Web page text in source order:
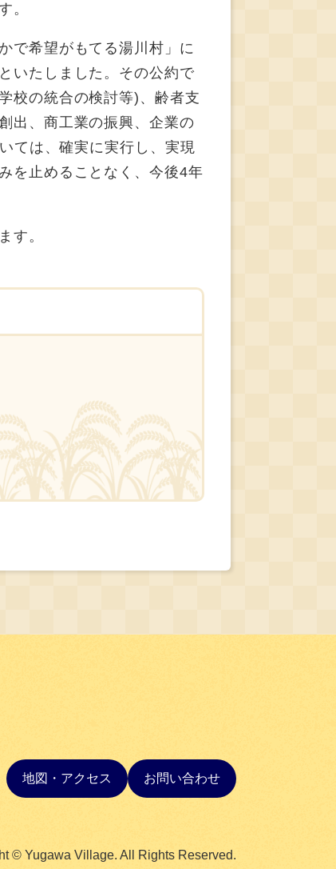
。
で希望がもてる湯川村」に
いたしました。その公約で
校の統合の検討等)、齢者支
出、商工業の振興、企業の
ては、確実に実行し、実現
を止めることなく、今後4年
す。
地図・アクセス お問い合わせ
© Yugawa Village. All Rights Reserved.